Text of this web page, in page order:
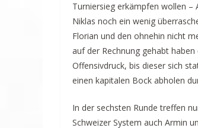
Turniersieg erkämpfen wollen –
Niklas noch ein wenig
Florian und den ohnehin nicht
auf der Rechnung gehabt
Offensivdruck, bis dieser sich
einen kapitalen Bock abholen
In der sechsten Runde treffen
Schweizer System auch Armin